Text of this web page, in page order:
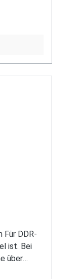
Für DDR-
ist. Bei
über